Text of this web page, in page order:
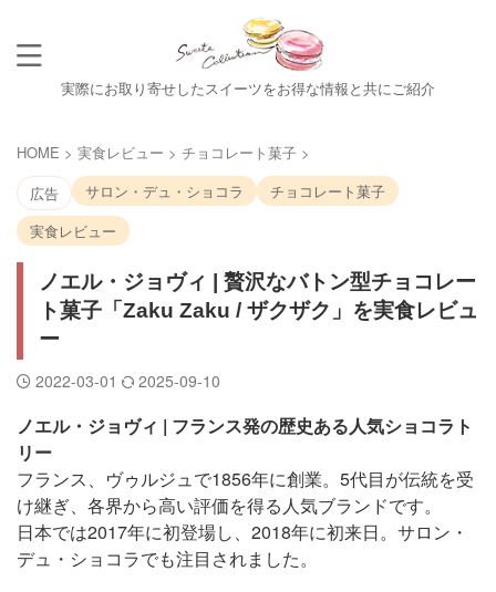
実際にお取り寄せしたスイーツをお得な情報と共にご紹介
HOME > 実食レビュー > チョコレート菓子 >
広告
サロン・デュ・ショコラ
チョコレート菓子
実食レビュー
ノエル・ジョヴィ | 贅沢なバトン型チョコレー
ト菓子「Zaku Zaku / ザクザク」を実食レビュ
ー
2022-03-01 2025-09-10
ノエル・ジョヴィ | フランス発の歴史ある人気ショコラト
リー
フランス、ヴゥルジュで1856年に創業。5代目が伝統を受
け継ぎ、各界から高い評価を得る人気ブランドです。
日本では2017年に初登場し、2018年に初来日。サロン・
デュ・ショコラでも注目されました。